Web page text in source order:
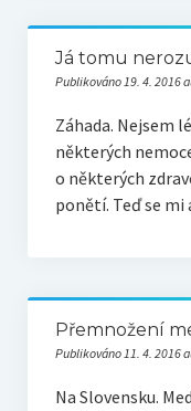
Já tomu
Publikováno 19. 4. 2016
Záhada. Nejsem
některých
o některých
ponětí. Teď se
Přemnožení
Publikováno 11. 4. 2016
Na Slovensku.